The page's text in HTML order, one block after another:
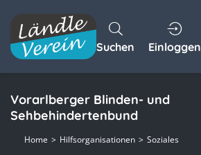
Suchen Einloggen
Vorarlberger Blinden- und
Sehbehindertenbund
Home Hilfsorganisationen Soziales